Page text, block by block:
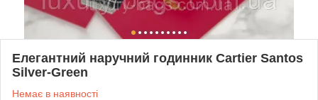
Елегантний наручний годинник Cartier Santos
Silver-Green
Немає в наявності